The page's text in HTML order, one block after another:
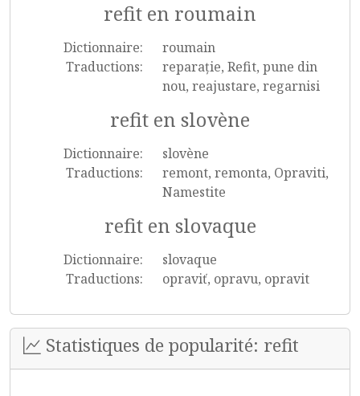
refit en roumain
Dictionnaire:
roumain
Traductions:
reparație, Refit, pune din
nou, reajustare, regarnisi
refit en slovène
Dictionnaire:
slovène
Traductions:
remont, remonta, Opraviti,
Namestite
refit en slovaque
Dictionnaire:
slovaque
Traductions:
opraviť, opravu, opravit
Statistiques de popularité: refit